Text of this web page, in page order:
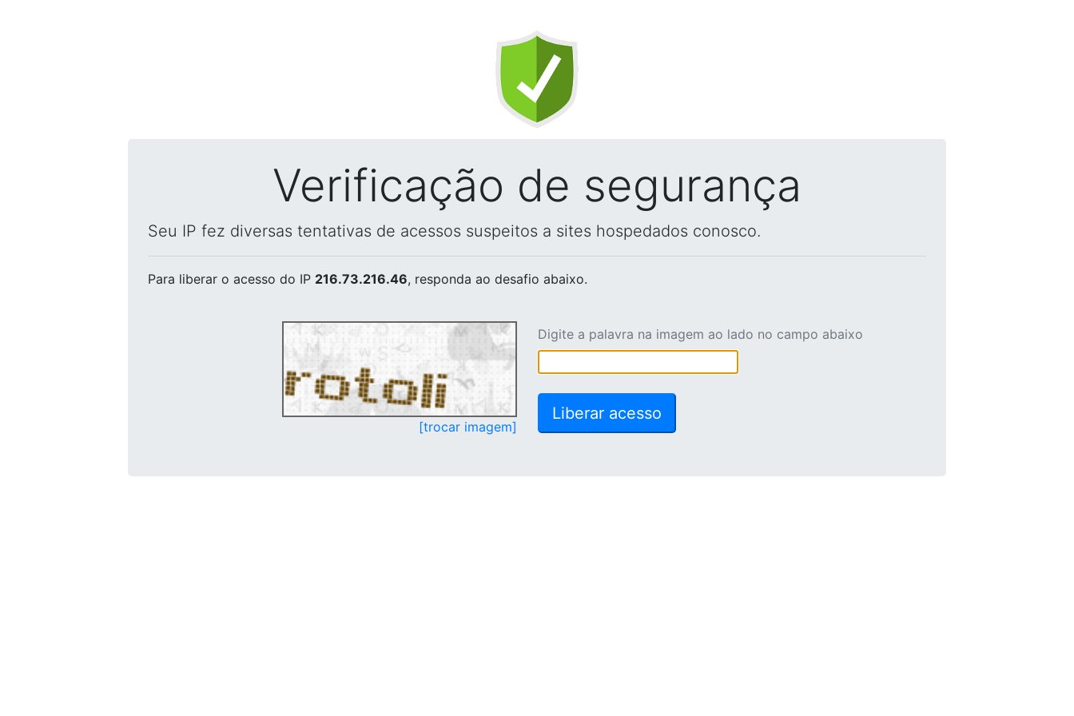
Verificação de segurança
Seu IP fez diversas tentativas de acessos suspeitos a sites hospedados conosco.
Para liberar o acesso do IP 216.73.216.46, responda ao desafio abaixo.
[trocar imagem]
Digite a palavra na imagem ao lado no campo abaixo